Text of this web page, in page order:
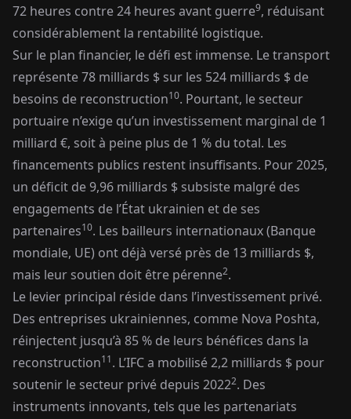
72 heures contre 24 heures avant guerre9, réduisant
considérablement la rentabilité logistique.
Sur le plan financier, le défi est immense. Le transport
représente 78 milliards $ sur les 524 milliards $ de
besoins de reconstruction10. Pourtant, le secteur
portuaire n’exige qu’un investissement marginal de 1
milliard €, soit à peine plus de 1 % du total. Les
financements publics restent insuffisants. Pour 2025,
un déficit de 9,96 milliards $ subsiste malgré des
engagements de l’État ukrainien et de ses
partenaires10. Les bailleurs internationaux (Banque
mondiale, UE) ont déjà versé près de 13 milliards $,
mais leur soutien doit être pérenne2.
Le levier principal réside dans l’investissement privé.
Des entreprises ukrainiennes, comme Nova Poshta,
réinjectent jusqu’à 85 % de leurs bénéfices dans la
reconstruction11. L’IFC a mobilisé 2,2 milliards $ pour
soutenir le secteur privé depuis 20222. Des
instruments innovants, tels que les partenariats